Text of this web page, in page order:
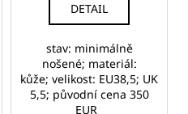
DETAIL
stav: minimálně
nošené; materiál:
kůže; velikost: EU38,5; UK
5,5; původní cena 350
EUR